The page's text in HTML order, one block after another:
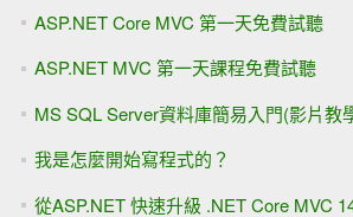
ASP.NET Core MVC 第一天免費試聽
ASP.NET MVC 第一天課程免費試聽
MS SQL Server資料庫簡易入門(影片教
我是怎麼開始寫程式的？
從ASP.NET 快速升級 .NET Core MVC